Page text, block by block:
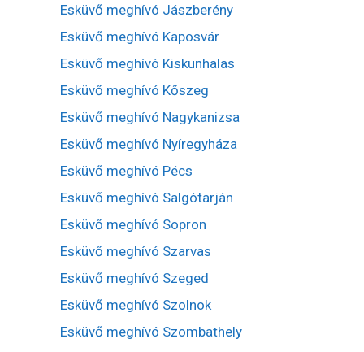
Esküvő meghívó Jászberény
Esküvő meghívó Kaposvár
Esküvő meghívó Kiskunhalas
Esküvő meghívó Kőszeg
Esküvő meghívó Nagykanizsa
Esküvő meghívó Nyíregyháza
Esküvő meghívó Pécs
Esküvő meghívó Salgótarján
Esküvő meghívó Sopron
Esküvő meghívó Szarvas
Esküvő meghívó Szeged
Esküvő meghívó Szolnok
Esküvő meghívó Szombathely